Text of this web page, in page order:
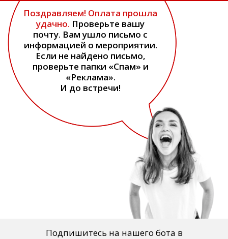
Поздравляем! Оплата прошла
удачно. Проверьте вашу
почту. Вам ушло письмо с
информацией о мероприятии.
Если не найдено письмо,
проверьте папки «Спам» и
«Реклама».
И до встречи!
Подпишитесь на нашего бота в